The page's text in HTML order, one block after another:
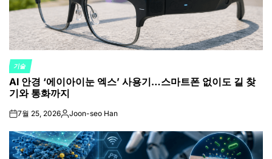
POSTED
IN
기술
AI 안경 ‘에이아이눈 엑스’ 사용기…스마트폰 없이도 길 찾
기와 통화까지
on7월 25, 2026Posted
Joon-seo Han